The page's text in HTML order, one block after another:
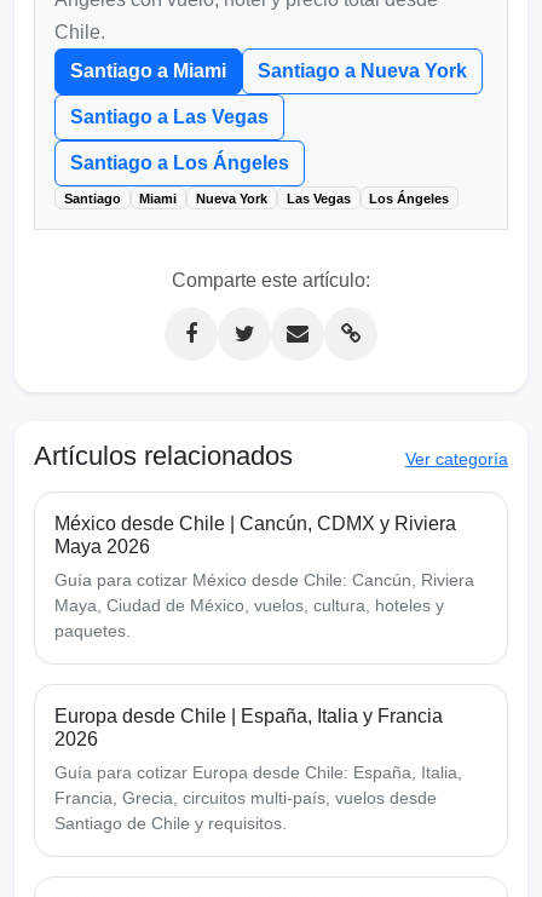
Chile.
Santiago a Miami
Santiago a Nueva York
Santiago a Las Vegas
Santiago a Los Ángeles
Santiago Miami Nueva York Las Vegas Los Ángeles
Comparte este artículo:
Artículos relacionados Ver categoría
México desde Chile | Cancún, CDMX y Riviera
Maya 2026
Guía para cotizar México desde Chile: Cancún, Riviera
Maya, Ciudad de México, vuelos, cultura, hoteles y
paquetes.
Europa desde Chile | España, Italia y Francia
2026
Guía para cotizar Europa desde Chile: España, Italia,
Francia, Grecia, circuitos multi-país, vuelos desde
Santiago de Chile y requisitos.